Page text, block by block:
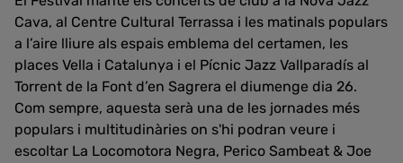
Cava, al Centre Cultural Terrassa i les matinals populars
a l’aire lliure als espais emblema del certamen, les
places Vella i Catalunya i el Pícnic Jazz Vallparadís al
Torrent de la Font d’en Sagrera el diumenge dia 26.
Com sempre, aquesta serà una de les jornades més
populars i multitudinàries on s'hi podran veure i
escoltar La Locomotora Negra, Perico Sambeat & Joe